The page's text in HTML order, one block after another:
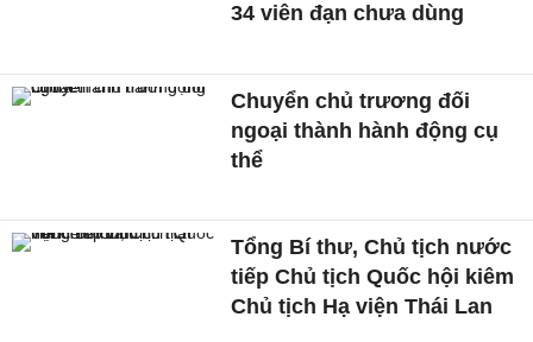
34 viên đạn chưa dùng
Chuyển chủ trương đối
ngoại thành hành động cụ
thể
Tổng Bí thư, Chủ tịch nước
tiếp Chủ tịch Quốc hội kiêm
Chủ tịch Hạ viện Thái Lan